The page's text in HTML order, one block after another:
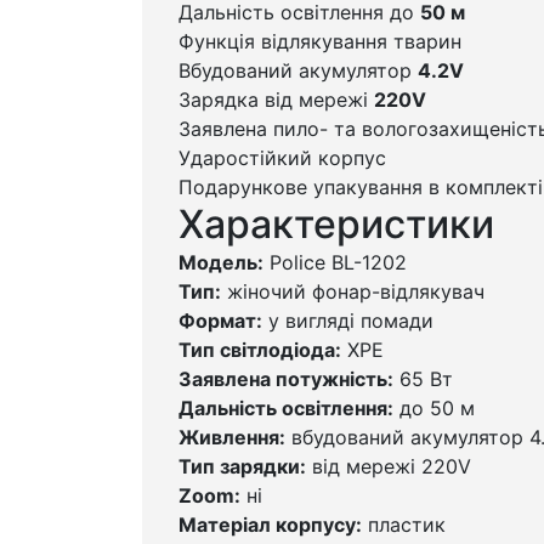
Дальність освітлення до 50 м
Функція відлякування тварин
Вбудований акумулятор 4.2V
Зарядка від мережі 220V
Заявлена пило- та
Ударостійкий корпус
Подарункове упакування в комплекті
Характеристики
Модель: Police BL-1202
Тип: жіночий фонар-відлякувач
Формат: у вигляді помади
Тип світлодіода: XPE
Заявлена потужність: 65 Вт
Дальність освітлення: до 50 м
Живлення: вбудований акумулятор
Тип зарядки: від мережі 220V
Zoom: ні
Матеріал корпусу: пластик